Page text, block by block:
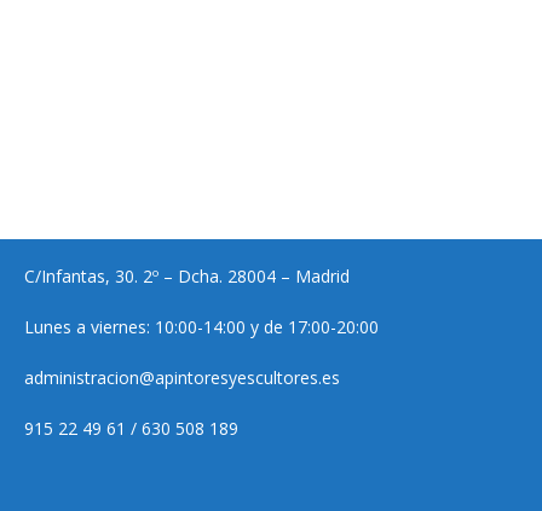
C/Infantas, 30. 2º – Dcha. 28004 – Madrid
Lunes a viernes: 10:00-14:00 y de 17:00-20:00
administracion@apintoresyescultores.es
915 22 49 61 / 630 508 189